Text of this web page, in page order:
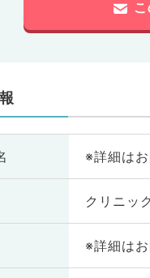
※詳細は
クリニッ
※詳細は